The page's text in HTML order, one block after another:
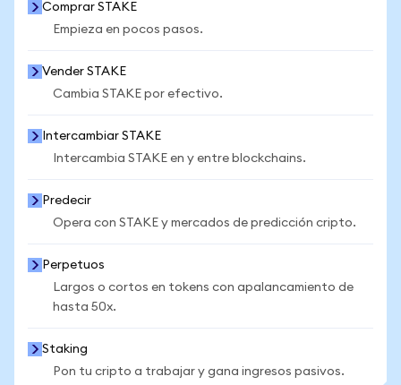
Comprar STAKE
Empieza en pocos pasos.
Vender STAKE
Cambia STAKE por efectivo.
Intercambiar STAKE
Intercambia STAKE en y entre blockchains.
Predecir
Opera con STAKE y mercados de predicción cripto.
Perpetuos
Largos o cortos en tokens con apalancamiento de
hasta 50x.
Staking
Pon tu cripto a trabajar y gana ingresos pasivos.